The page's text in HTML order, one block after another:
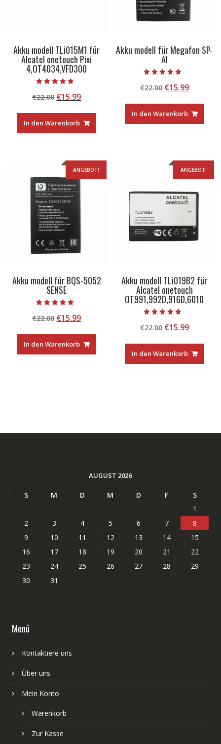
Akku modell TLi015M1 für
Alcatel onetouch Pixi
4,OT4034,VFD300
4.50
von 5
€22.00 Ursprünglicher
war:
€22.00
€15.99Aktueller
ist:
€15.99.
In den Warenkorb
Akku modell für Megafon SP-
AI
4.50
von 5
€22.00 Ursprünglicher
war:
€22.00
€15.99
ist:
€15.99.
In den Warenkorb
ANGEBOT!
Akku modell für BQS-5052
SENSE
5.00
von 5
€22.00 Ursprünglicher
war:
€22.00
€15.99Aktueller
ist:
€15.99.
In den Warenkorb
ANGEBOT!
Akku modell TLi019B2 für
Alcatel onetouch
OT991,992D,916D,6010
5.00
von 5
€22.00 Ursprünglicher
war:
€22.00
€15.99
ist:
€15.99.
In den Warenkorb
AUGUST 2026
S M D M D F
S
1
2
3 4 5 6 7
8
9
10 11 12 13 14
15
16
17 18 19 20 21
22
23
24 25 26 27 28
29
30
31
Menü
Kontaktiere uns
Über uns
Mein Konto
Warenkorb
Zur Kasse